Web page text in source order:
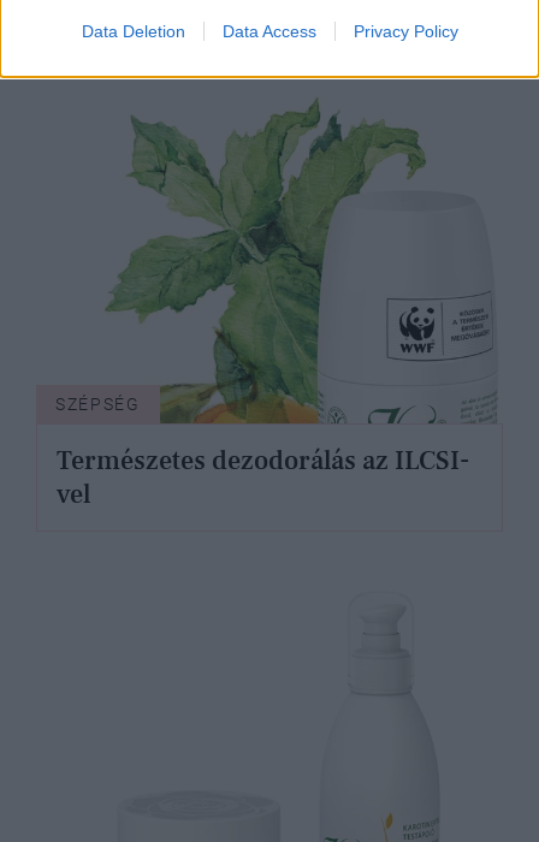
Data Deletion Data Access Privacy Policy
SZÉPSÉG
Természetes dezodorálás az ILCSI-
vel